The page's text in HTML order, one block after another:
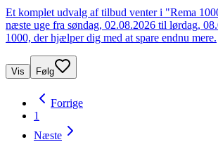
Et komplet udvalg af tilbud venter i "Rema
næste uge fra søndag, 02.08.2026 til lørdag,
1000, der hjælper dig med at spare endnu mere.
Vis Følg
Forrige
1
Næste